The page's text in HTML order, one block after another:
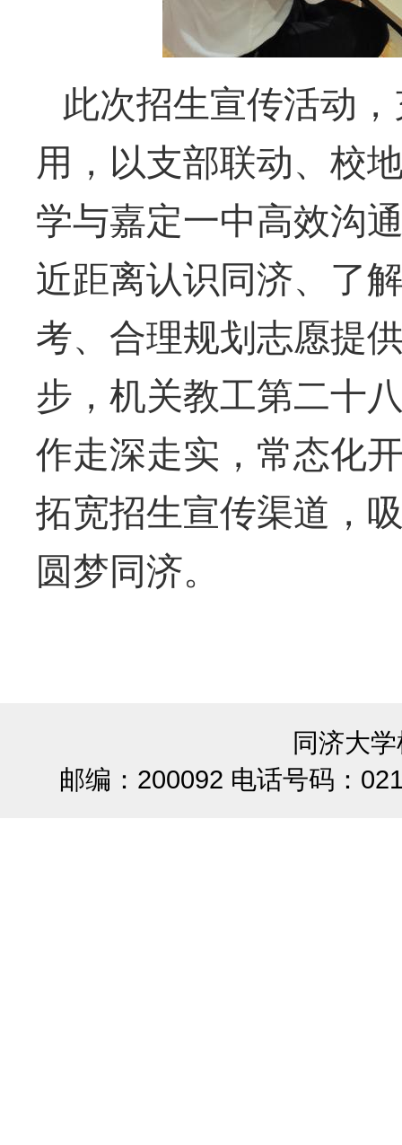
此次招生宣传活动
用，以支部联动、校
学与嘉定一中高效沟
近距离认识同济、了
考、合理规划志愿提
步，机关教工第二十
作走深走实，常态化
拓宽招生宣传渠道，
圆梦同济。
同济大
邮编：200092 电话号码：